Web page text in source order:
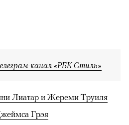
канал «РБК Стиль»
Лиатар и Жереми Труиля
Грэя